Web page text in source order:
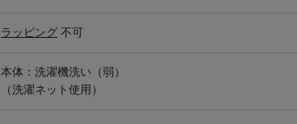
ラッピング 不可
本体：洗濯機洗い（弱）
（洗濯ネット使用）